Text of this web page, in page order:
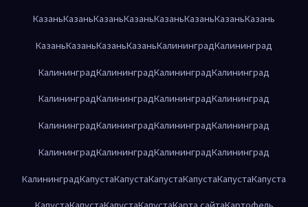
КазаньКазаньКазаньКазаньКазаньКазаньКазаньКазань
КазаньКазаньКазаньКазаньКалининградКалининград
КалининградКалининградКалининградКалининград
КалининградКалининградКалининградКалининград
КалининградКалининградКалининградКалининград
КалининградКалининградКалининградКалининград
КалининградКапустаКапустаКапустаКапустаКапустаКапуста